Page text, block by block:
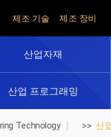
제조 기술 제조 장비
산업자재
산업 프로그래밍
Technology >> 산